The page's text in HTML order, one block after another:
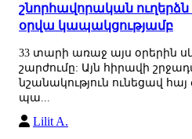
շնորհավորական
օրվա կապակցությամբ
33 տարի առաջ այս օրերին
շարժումը: Այն հիրավի
նշանակություն ունեցավ
պա...
Lilit A.